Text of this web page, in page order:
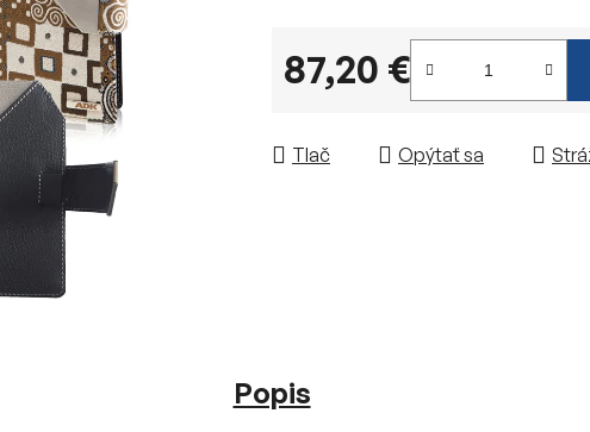
87,20 €
Jednotková cena:
Tlač Opýtať sa
Popis